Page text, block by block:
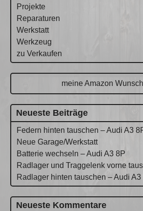
Projekte
Reparaturen
Werkstatt
Werkzeug
zu Verkaufen
meine Amazon
Neueste Beiträge
Federn hinten tauschen – Audi A3
Neue Garage/Werkstatt
Batterie wechseln – Audi A3 8P
Radlager und Traggelenk vorne
Radlager hinten tauschen – Audi A3
Neueste Kommentare